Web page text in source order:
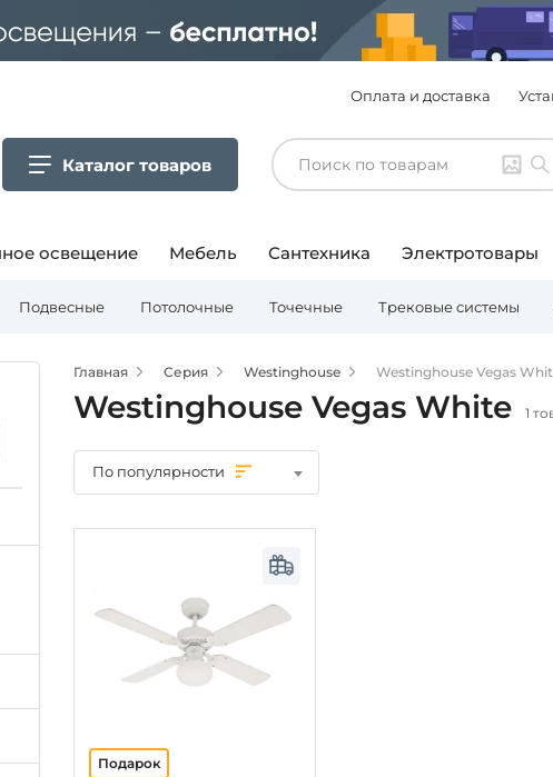
Оплата и доставка
Каталог товаров
освещение Мебель Сантехника Электротовары
Подвесные Потолочные Точечные Трековые системы
Главная Серия Westinghouse Westinghouse Vegas
Westinghouse Vegas White 1
По популярности